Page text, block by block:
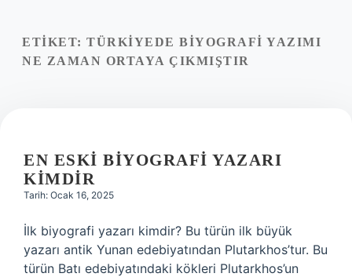
Yasal Uyarı
ETIKET: TÜRKIYEDE BIYOGRAFI YAZIMI
NE ZAMAN ORTAYA ÇIKMIŞTIR
EN ESKI BIYOGRAFI YAZARI
KIMDIR
Tarih: Ocak 16, 2025
İlk biyografi yazarı kimdir? Bu türün ilk büyük
yazarı antik Yunan edebiyatından Plutarkhos’tur. Bu
türün Batı edebiyatındaki kökleri Plutarkhos’un